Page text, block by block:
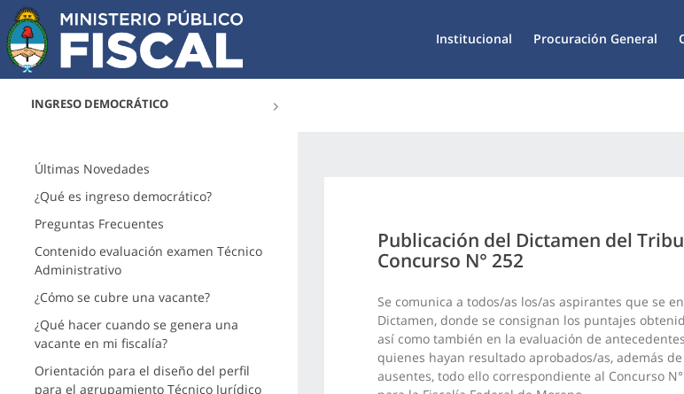
Institucional Procuración General
INGRESO DEMOCRÁTICO
Últimas Novedades
¿Qué es ingreso democrático?
Preguntas Frecuentes
Contenido evaluación examen Técnico
Administrativo
¿Cómo se cubre una vacante?
¿Qué hacer cuando se genera una
vacante en mi fiscalía?
Orientación para el diseño del perfil
para el agrupamiento Técnico Jurídico
Publicación del Dictamen del
Concurso N° 252
Se comunica a todos/as los/as aspirantes que se
Dictamen, donde se consignan los puntajes
así como también en la evaluación de
quienes hayan resultado aprobados/as, además
ausentes, todo ello correspondiente al Concurso